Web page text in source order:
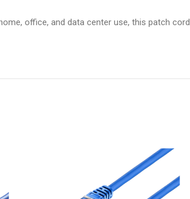
office, and data center use, this patch cord